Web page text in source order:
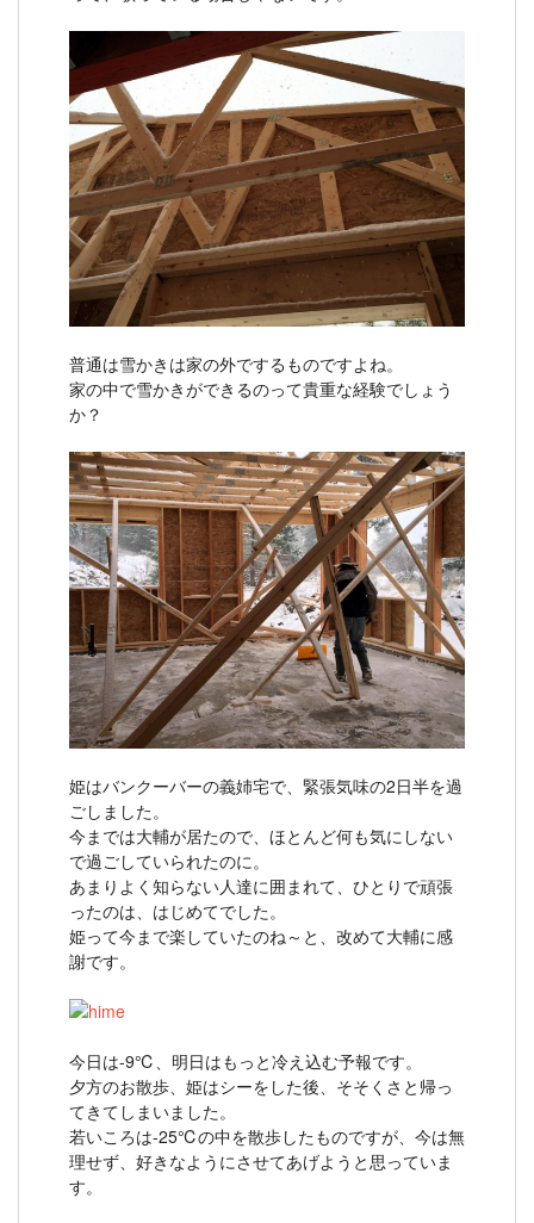
普通は雪かきは家の外でするものですよね。
家の中で雪かきができるのって貴重な経験でしょう
か？
姫はバンクーバーの義姉宅で、緊張気味の2日半を過
ごしました。
今までは大輔が居たので、ほとんど何も気にしない
で過ごしていられたのに。
あまりよく知らない人達に囲まれて、ひとりで頑張
ったのは、はじめてでした。
姫って今まで楽していたのね～と、改めて大輔に感
謝です。
今日は‐9℃、明日はもっと冷え込む予報です。
夕方のお散歩、姫はシーをした後、そそくさと帰っ
てきてしまいました。
若いころは‐25℃の中を散歩したものですが、今は無
理せず、好きなようにさせてあげようと思っていま
す。